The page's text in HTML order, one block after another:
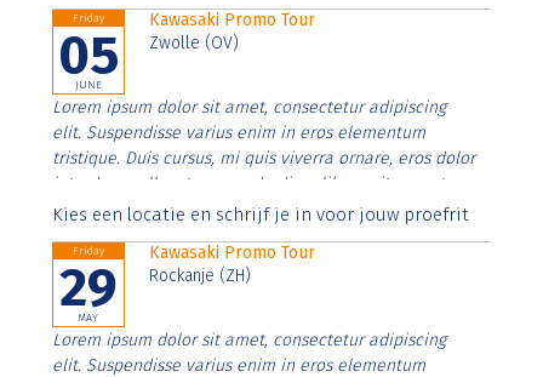
Friday
05
JUNE
Kawasaki Promo Tour
Zwolle (OV)
Lorem ipsum dolor sit amet, consectetur adipiscing
elit. Suspendisse varius enim in eros elementum
tristique. Duis cursus, mi quis viverra ornare, eros dolor
interdum nulla, ut commodo diam libero vitae erat.
Aenean faucibus nibh et justo cursus id rutrum lorem
Kies een locatie en schrijf je in voor jouw proefrit
Friday
29
MAY
Kawasaki Promo Tour
Rockanje (ZH)
Lorem ipsum dolor sit amet, consectetur adipiscing
elit. Suspendisse varius enim in eros elementum